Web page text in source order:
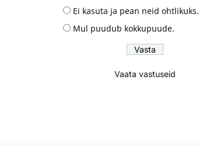
Ei kasuta ja pean neid ohtlikuks.
Mul puudub kokkupuude.
Vaata vastuseid